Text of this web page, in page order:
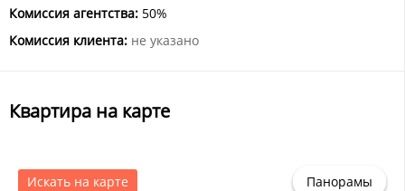
Комиссия агентства: 50%
Комиссия клиента: не указано
Квартира на карте
Искать на карте Панорамы